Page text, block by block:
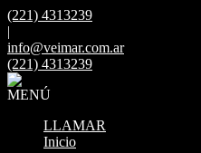
(221) 4313239
|
info@veimar.com.ar
(221) 4313239
MENÚ
LLAMAR
Inicio